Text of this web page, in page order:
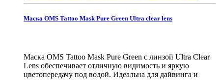
Маска OMS Tattoo Mask Pure Green Ultra clear lens
Маска OMS Tattoo Mask Pure Green с линзой Ultra Clear
Lens обеспечивает отличную видимость и яркую
цветопередачу под водой. Идеальна для дайвинга и